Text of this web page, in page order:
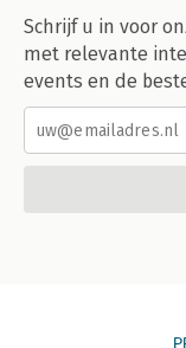
Schrijf u in voor
met relevante
events en de